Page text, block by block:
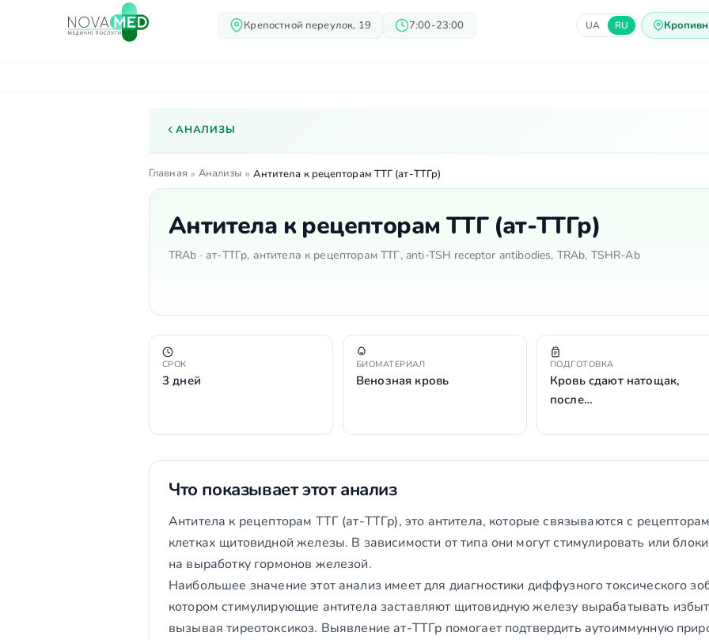
Крепостной переулок, 19 7:00-23:00 UA RU
АНАЛИЗЫ
Главная » Анализы » Антитела к рецепторам ТТГ (ат-ТТГр)
Антитела к рецепторам ТТГ (ат-ТТГр)
TRAb · ат-ТТГр, антитела к рецепторам ТТГ, anti-TSH receptor antibodies, TRAb, TSHR-Ab
СРОК
3 дней
БИОМАТЕРИАЛ
Венозная кровь
ПОДГОТОВКА
Кровь сдают натощак,
после…
Что показывает этот анализ
Антитела к рецепторам ТТГ (ат-ТТГр), это антитела, которые связываются с
клетках щитовидной железы. В зависимости от типа они могут стимулировать или
на выработку гормонов железой.
Наибольшее значение этот анализ имеет для диагностики диффузного токсического
котором стимулирующие антитела заставляют щитовидную железу вырабатывать
вызывая тиреотоксикоз. Выявление ат-ТТГр помогает подтвердить аутоиммунную